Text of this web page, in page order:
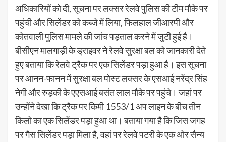
अधिकारियों को दी, सूचना पर लक्सर रेलवे पुलिस की टीम मौके पर
पहुंची और सिलेंडर को कब्जे में लिया, फिलहाल जीआरपी और
कोतवाली पुलिस मामले की जांच पड़ताल करने में जुटी हुई है।
बीसीएन मालगाड़ी के ड्राइवर ने रेलवे सुरक्षा बल को जानकारी देते
हुए बताया कि रेलवे ट्रैक पर एक सिलेंडर पड़ा हुआ है। इस सूचना
पर आनन-फानन में सुरक्षा बल पोस्ट लक्सर के एसआई नरेंद्र सिंह
नेगी और रुड़की के एएसआई बसंत लाल मौके पर पहुंचे। जहां पर
उन्होंने देखा कि ट्रैक पर किमी 1553/1 अप लाइन के बीच तीन
किलो का एक सिलेंडर पड़ा हुआ था। बताया गया है कि जिस जगह
पर गैस सिलेंडर पड़ा मिला है, वहां पर रेलवे पटरी के एक ओर सैन्य